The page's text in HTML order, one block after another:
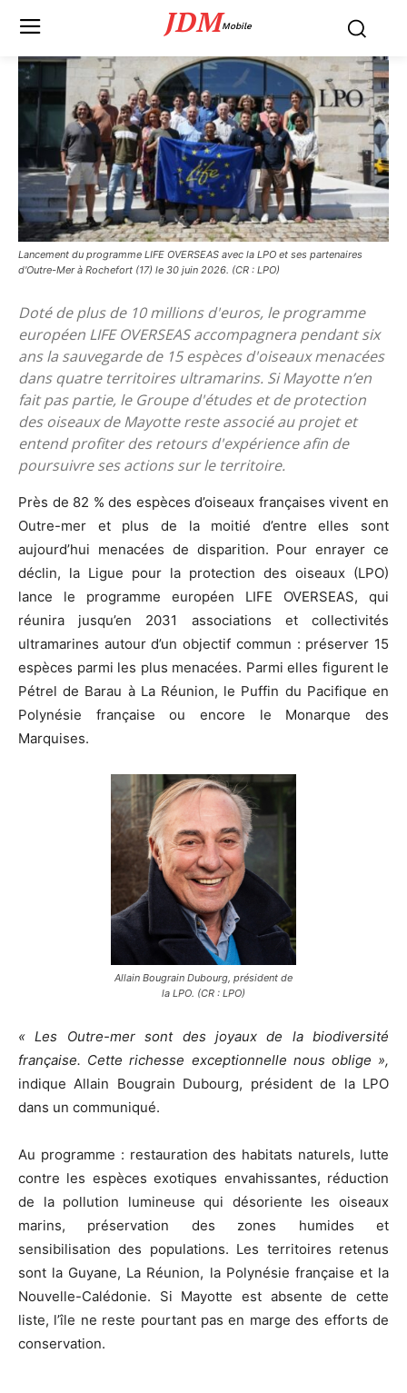
JDMMobile
Lancement du programme LIFE OVERSEAS avec la LPO et ses partenaires
d'Outre-Mer à Rochefort (17) le 30 juin 2026. (CR : LPO)
Doté de plus de 10 millions d'euros, le programme
européen LIFE OVERSEAS accompagnera pendant six
ans la sauvegarde de 15 espèces d'oiseaux menacées
dans quatre territoires ultramarins. Si Mayotte n’en
fait pas partie, le Groupe d'études et de protection
des oiseaux de Mayotte reste associé au projet et
entend profiter des retours d'expérience afin de
poursuivre ses actions sur le territoire.
Près de 82 % des espèces d’oiseaux françaises vivent en
Outre-mer et plus de la moitié d’entre elles sont
aujourd’hui menacées de disparition. Pour enrayer ce
déclin, la Ligue pour la protection des oiseaux (LPO)
lance le programme européen LIFE OVERSEAS, qui
réunira jusqu’en 2031 associations et collectivités
ultramarines autour d’un objectif commun : préserver 15
espèces parmi les plus menacées. Parmi elles figurent le
Pétrel de Barau à La Réunion, le Puffin du Pacifique en
Polynésie française ou encore le Monarque des
Marquises.
Allain Bougrain Dubourg, président de
la LPO. (CR : LPO)
« Les Outre-mer sont des joyaux de la biodiversité
française. Cette richesse exceptionnelle nous oblige »,
indique Allain Bougrain Dubourg, président de la LPO
dans un communiqué.
Au programme : restauration des habitats naturels, lutte
contre les espèces exotiques envahissantes, réduction
de la pollution lumineuse qui désoriente les oiseaux
marins, préservation des zones humides et
sensibilisation des populations. Les territoires retenus
sont la Guyane, La Réunion, la Polynésie française et la
Nouvelle-Calédonie. Si Mayotte est absente de cette
liste, l’île ne reste pourtant pas en marge des efforts de
conservation.